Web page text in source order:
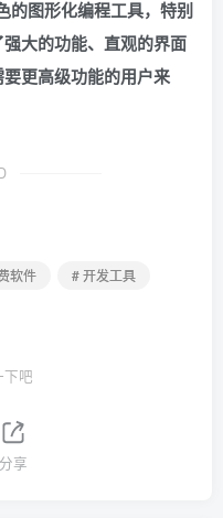
的图形化编程工具，特别
大的功能、直观的界面
更高级功能的用户来
软件
# 开发工具
下吧
分享